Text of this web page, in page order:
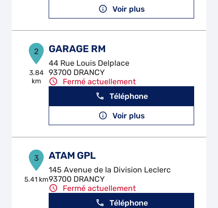
Voir plus
2
3.84
km
GARAGE RM
44 Rue Louis Delplace
93700 DRANCY
Fermé actuellement
Téléphone
Voir plus
3
5.41 km
ATAM GPL
145 Avenue de la Division Leclerc
93700 DRANCY
Fermé actuellement
Téléphone